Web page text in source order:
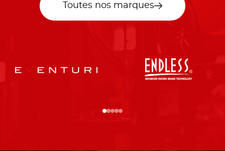
Toutes nos marques